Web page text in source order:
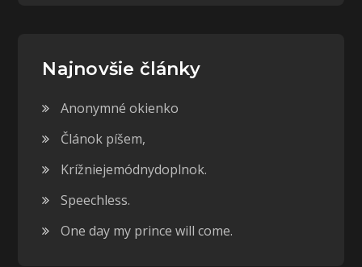
Najnovšie články
Anonymné okienko
Článok píšem,
Krížniejemódnydoplnok.
Speechless.
One day my prince will come.